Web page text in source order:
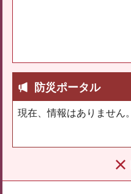
防災ポータル
現在、情報はありません。